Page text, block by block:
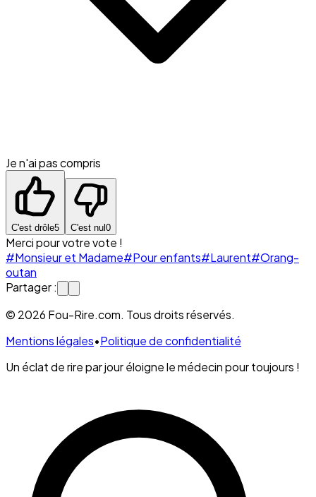
Je n'ai pas compris
C'est drôle5 C'est nul0
Merci pour votre vote !
#Monsieur et Madame#Pour enfants#Laurent#Orang-
outan
Partager :
© 2026 Fou-Rire.com. Tous droits réservés.
Mentions légales•Politique de confidentialité
Un éclat de rire par jour éloigne le médecin pour toujours !